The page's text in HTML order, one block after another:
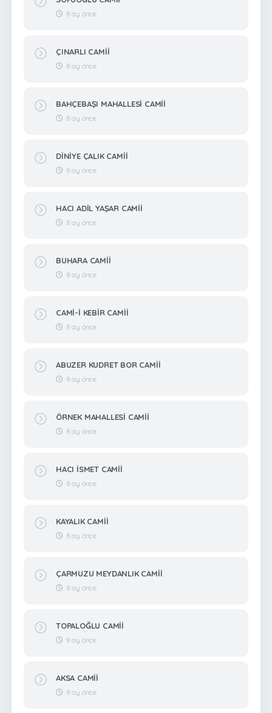
8 ay önce
ÇINARLI CAMİİ
8 ay önce
BAHÇEBAŞI MAHALLESİ CAMİİ
8 ay önce
DİNİYE ÇALIK CAMİİ
8 ay önce
HACI ADİL YAŞAR CAMİİ
8 ay önce
BUHARA CAMİİ
8 ay önce
CAMİ-İ KEBİR CAMİİ
8 ay önce
ABUZER KUDRET BOR CAMİİ
8 ay önce
ÖRNEK MAHALLESİ CAMİİ
8 ay önce
HACI İSMET CAMİİ
8 ay önce
KAYALIK CAMİİ
8 ay önce
ÇARMUZU MEYDANLIK CAMİİ
8 ay önce
TOPALOĞLU CAMİİ
8 ay önce
AKSA CAMİİ
8 ay önce